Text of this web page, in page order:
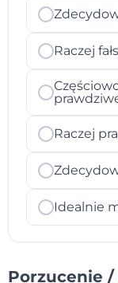
Raczej
Raczej
Idealnie
Porzucenie